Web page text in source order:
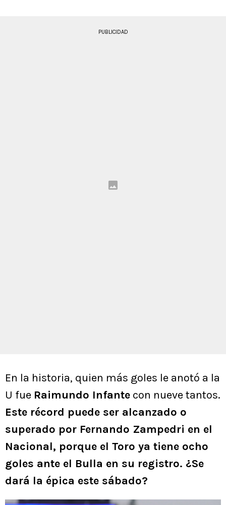
PUBLICIDAD
En la historia, quien más goles le anotó a la
U fue Raimundo Infante con nueve tantos.
Este récord puede ser alcanzado o
superado por Fernando Zampedri en el
Nacional, porque el Toro ya tiene ocho
goles ante el Bulla en su registro. ¿Se
dará la épica este sábado?